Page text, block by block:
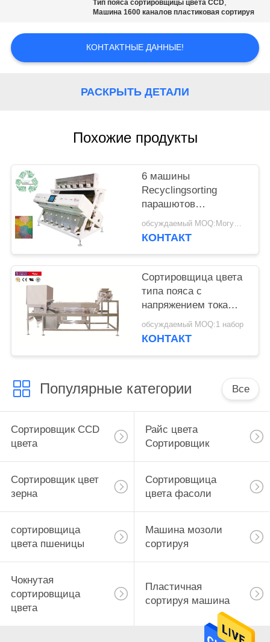
PRIVACY
POLICY
Тип пояса сортировщицы цвета CCD,
Машина 1600 каналов пластиковая сортируя
КОНТАКТНЫЕ ДАННЫЕ!
РАСКРЫТЬ ДЕТАЛИ
Похожие продукты
6 машины
Recyclingsorting
парашютов
сортировщиц цвета
выталкивателя
высоких
обсуждаемый MOQ:Могущий быть предметом переговоров
КОНТАКТ
Сортировщица цвета
типа пояса с
напряжением тока
220V 60HZ для
любого пластикового
обсуждаемый MOQ:1 набор
КОНТАКТ
Популярные категории Все
Сортировщик CCD
цвета
Райс цвета
Сортировщик
Сортировщик цвет
зерна
Сортировщица
цвета фасоли
сортировщица
цвета пшеницы
Машина мозоли
сортируя
Чокнутая
сортировщица
цвета
Пластичная
сортируя машина